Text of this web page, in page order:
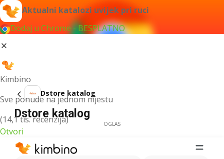
Aktualni katalozi uvijek pri ruci
Dodaj u Chrome - BESPLATNO
Kimbino
Sve ponude na jednom mjestu
(14,1 tis. recenzija)
Otvori
Dstore katalog
Dstore katalog
OGLAS